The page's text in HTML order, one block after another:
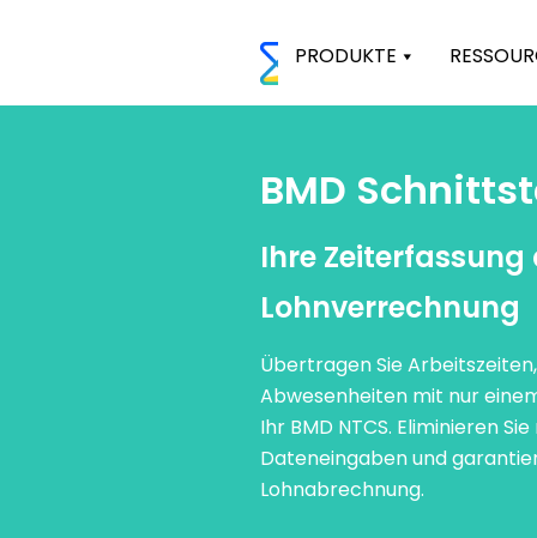
PRODUKTE
BMD
Ihre
Lohnverrechnung
Übertragen Sie
Abwesenheiten mit nur
Ihr BMD NTCS. Eliminieren
Dateneingaben und
Lohnabrechnung.